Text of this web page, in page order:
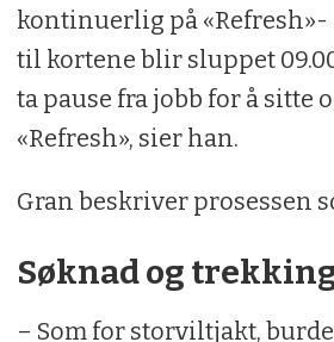
kontinuerlig på
til kortene blir sluppet
ta pause fra jobb for å sitte
«Refresh», sier han.
Gran beskriver prosessen
Søknad og
– Som for storviltjakt,